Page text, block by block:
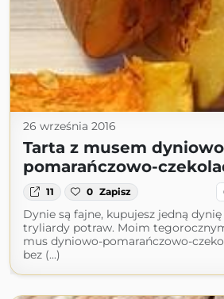
26 września 2016
Tarta z musem
pomarańczowo-
11 0 Zapisz
Dynie są fajne, kupujesz jedną
tryliardy potraw. Moim
mus dyniowo-pomarańczowo-
bez (...)